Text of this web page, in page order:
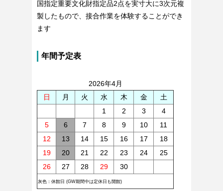
国指定重要文化財指定品2点を実寸大に3次元複
製したもので、接合作業を体験することができ
ます
年間予定表
2026年4月
日
月 火 水 木 金
土
1
2 3
4
5
6 7 8 9 10
11
12
13 14 15 16 17
18
19
20 21 22 23 24
25
26
27 28 29 30
灰色：休館日 (GW期間中は定休日も開館)